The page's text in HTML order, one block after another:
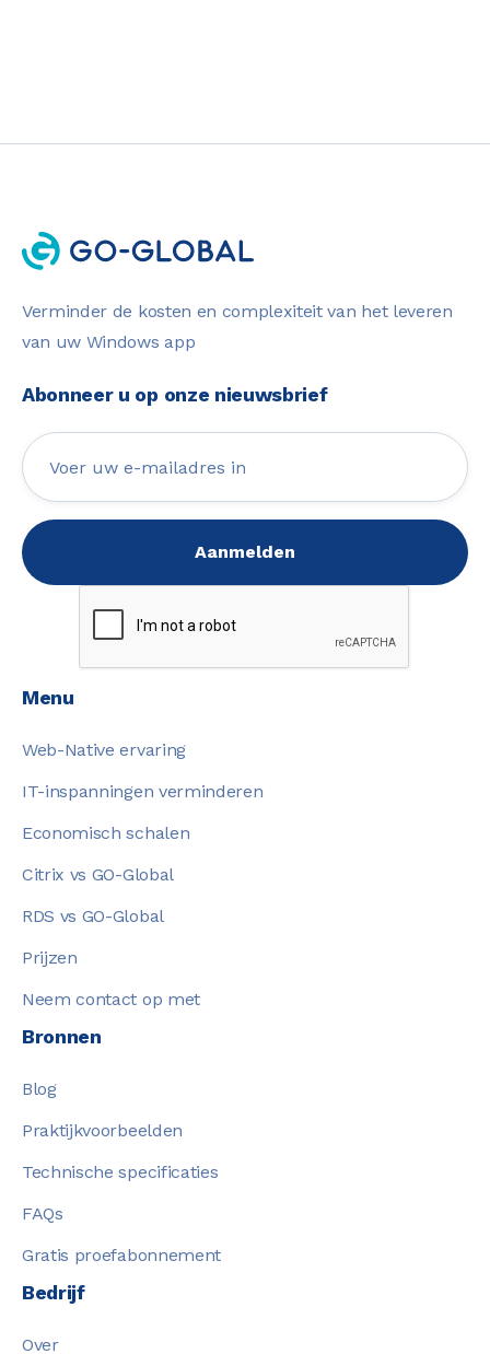
Verminder de kosten en complexiteit van het leveren
van uw Windows app
Abonneer u op onze nieuwsbrief
Menu
Web-Native ervaring
IT-inspanningen verminderen
Economisch schalen
Citrix vs GO-Global
RDS vs GO-Global
Prijzen
Neem contact op met
Bronnen
Blog
Praktijkvoorbeelden
Technische specificaties
FAQs
Gratis proefabonnement
Bedrijf
Over